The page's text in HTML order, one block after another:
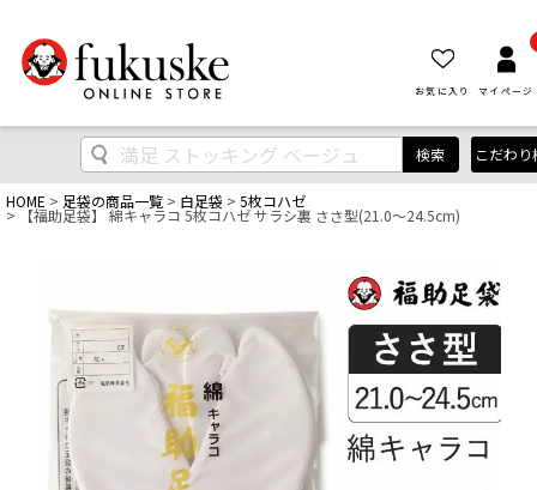
お気に入り マイページ
検索 こだわり
HOME 足袋の商品一覧 白足袋 5枚コハゼ
【福助足袋】 綿キャラコ 5枚コハゼ サラシ裏 ささ型(21.0～24.5cm)